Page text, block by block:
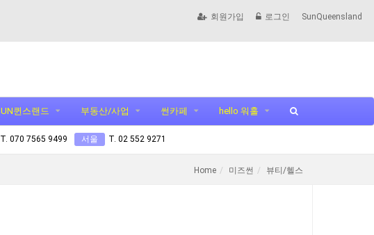
회원가입 로그인 SunQueensland
퀸스랜드 부동산/사업 썬카페 hello 워홀
T. 070 7565 9499 서울 T. 02 552 9271
Home 미즈썬 뷰티/헬스